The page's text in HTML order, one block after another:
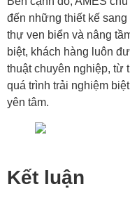
đến những thiết kế
thự ven biển và nâng
biệt, khách hàng luôn
thuật chuyên nghiệp, từ
quá trình trải nghiệm
yên tâm.
Kết luận